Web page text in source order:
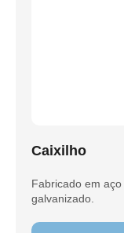
Caixilho
Fabricado em
galvanizado.